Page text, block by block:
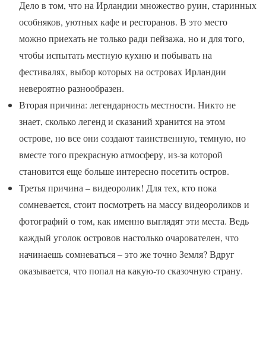
Дело в том, что на Ирландии множество руин, старинных
особняков, уютных кафе и ресторанов. В это место
можно приехать не только ради пейзажа, но и для того,
чтобы испытать местную кухню и побывать на
фестивалях, выбор которых на островах Ирландии
невероятно разнообразен.
Вторая причина: легендарность местности. Никто не
знает, сколько легенд и сказаний хранится на этом
острове, но все они создают таинственную, темную, но
вместе того прекрасную атмосферу, из-за которой
становится еще больше интересно посетить остров.
Третья причина – видеоролик! Для тех, кто пока
сомневается, стоит посмотреть на массу видеороликов и
фотографий о том, как именно выглядят эти места. Ведь
каждый уголок островов настолько очарователен, что
начинаешь сомневаться – это же точно Земля? Вдруг
оказывается, что попал на какую-то сказочную страну.